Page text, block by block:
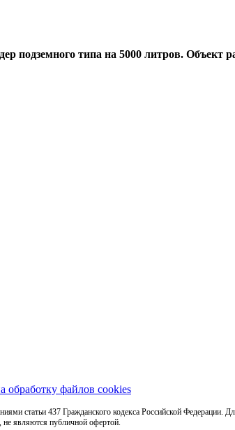
подземного типа на 5000 литров. Объект
обработку файлов cookies
статьи 437 Гражданского кодекса Российской Федерации.
являются публичной офертой.